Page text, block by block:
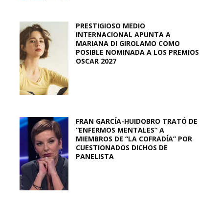
PRESTIGIOSO MEDIO
INTERNACIONAL APUNTA A
MARIANA DI GIROLAMO COMO
POSIBLE NOMINADA A LOS PREMIOS
OSCAR 2027
FRAN GARCÍA-HUIDOBRO TRATÓ DE
“ENFERMOS MENTALES” A
MIEMBROS DE “LA COFRADÍA” POR
CUESTIONADOS DICHOS DE
PANELISTA